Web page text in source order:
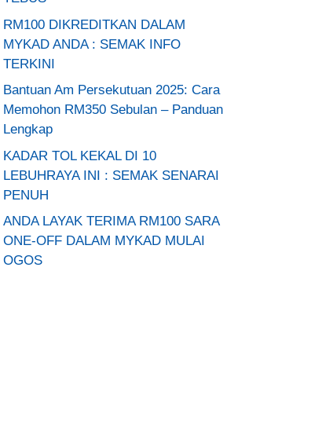
RM100 DIKREDITKAN DALAM
MYKAD ANDA : SEMAK INFO
TERKINI
Bantuan Am Persekutuan 2025: Cara
Memohon RM350 Sebulan – Panduan
Lengkap
KADAR TOL KEKAL DI 10
LEBUHRAYA INI : SEMAK SENARAI
PENUH
ANDA LAYAK TERIMA RM100 SARA
ONE-OFF DALAM MYKAD MULAI
OGOS